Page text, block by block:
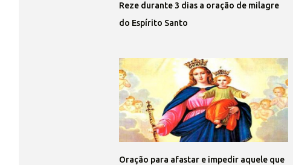
Reze durante 3 dias a oração de milagre
do Espírito Santo
Oração para afastar e impedir aquele que